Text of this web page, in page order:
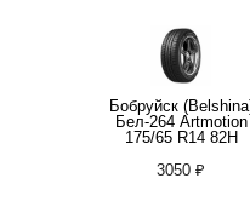
Бобруйск
Бел-264 Artmotion
175/65 R14 82H
3050 ₽